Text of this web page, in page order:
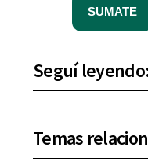
SUMATE
Seguí
Temas